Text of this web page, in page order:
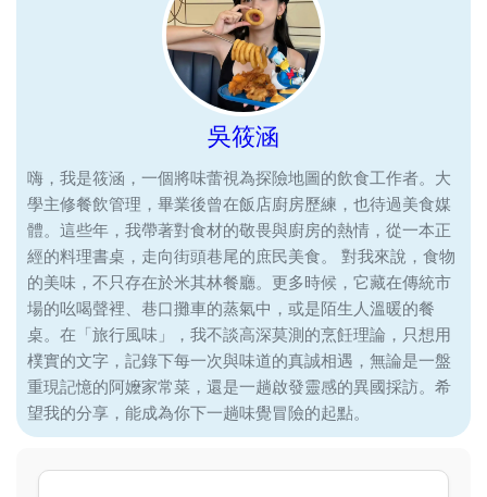
吳筱涵
嗨，我是筱涵，一個將味蕾視為探險地圖的飲食工作者。大
學主修餐飲管理，畢業後曾在飯店廚房歷練，也待過美食媒
體。這些年，我帶著對食材的敬畏與廚房的熱情，從一本正
經的料理書桌，走向街頭巷尾的庶民美食。 對我來說，食物
的美味，不只存在於米其林餐廳。更多時候，它藏在傳統市
場的吆喝聲裡、巷口攤車的蒸氣中，或是陌生人溫暖的餐
桌。在「旅行風味」，我不談高深莫測的烹飪理論，只想用
樸實的文字，記錄下每一次與味道的真誠相遇，無論是一盤
重現記憶的阿嬤家常菜，還是一趟啟發靈感的異國採訪。希
望我的分享，能成為你下一趟味覺冒險的起點。